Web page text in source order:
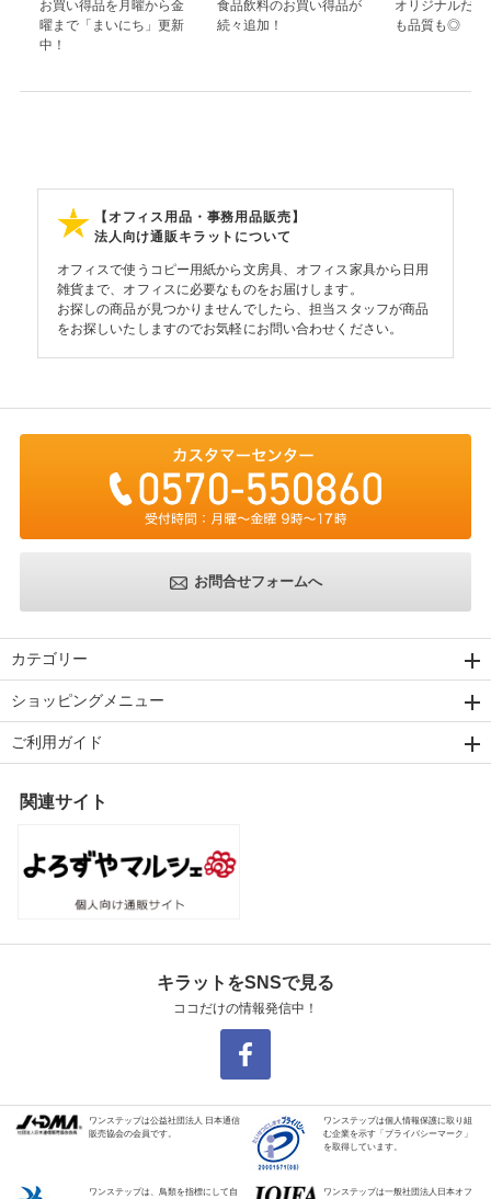
お買い得品を月曜から金
曜まで「まいにち」更新
中！
食品飲料のお買い得品が
続々追加！
オリジナルだか
も品質も◎
【オフィス用品・事務用品販売】
法人向け通販キラットについて
オフィスで使うコピー用紙から文房具、オフィス家具から日用
雑貨まで、オフィスに必要なものをお届けします。
お探しの商品が見つかりませんでしたら、担当スタッフが商品
をお探しいたしますのでお気軽にお問い合わせください。
お問合せフォームへ
カテゴリー
ショッピングメニュー
ご利用ガイド
関連サイト
キラットをSNSで見る
ココだけの情報発信中！
ワンステップは公益社団法人 日本通信
販売協会の会員です。
ワンステップは個人情報保護に取り組
む企業を示す「プライバシーマーク」
を取得しています。
ワンステップは、鳥類を指標にして自 ワンステップは一般社団法人日本オフ